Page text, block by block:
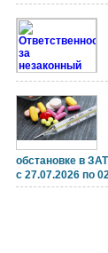
обстановке в
с 27.07.2026 по